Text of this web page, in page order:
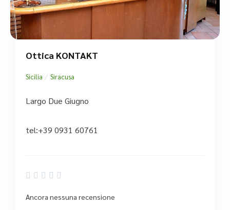
Ottica KONTAKT
Sicilia / Siracusa
Largo Due Giugno
tel:+39 0931 60761
    
Ancora nessuna recensione